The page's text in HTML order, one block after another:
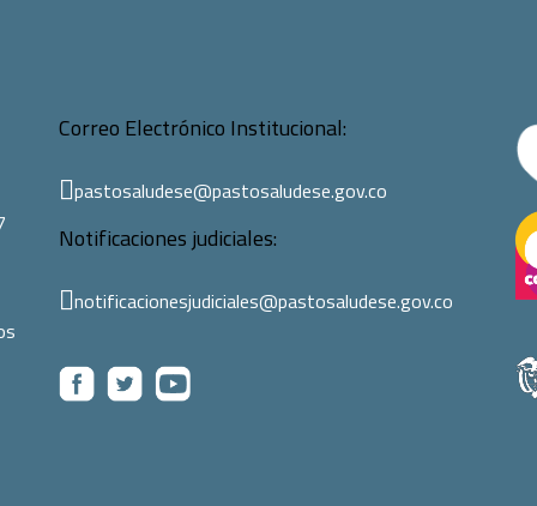
Correo Electrónico Institucional:
pastosaludese@pastosaludese.gov.co
Notificaciones judiciales:
notificacionesjudiciales@pastosaludese.gov.co